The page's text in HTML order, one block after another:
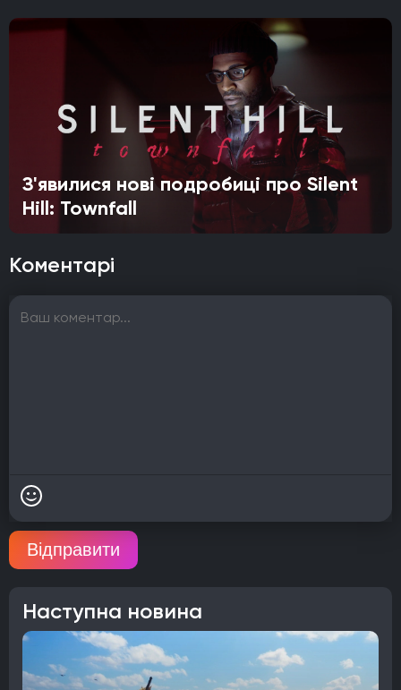
З'явилися нові подробиці про Silent
Hill: Townfall
Коментарі
Відправити
Наступна новина